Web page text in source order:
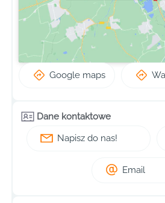
Google maps
Dane kontaktowe
Napisz do nas!
Email